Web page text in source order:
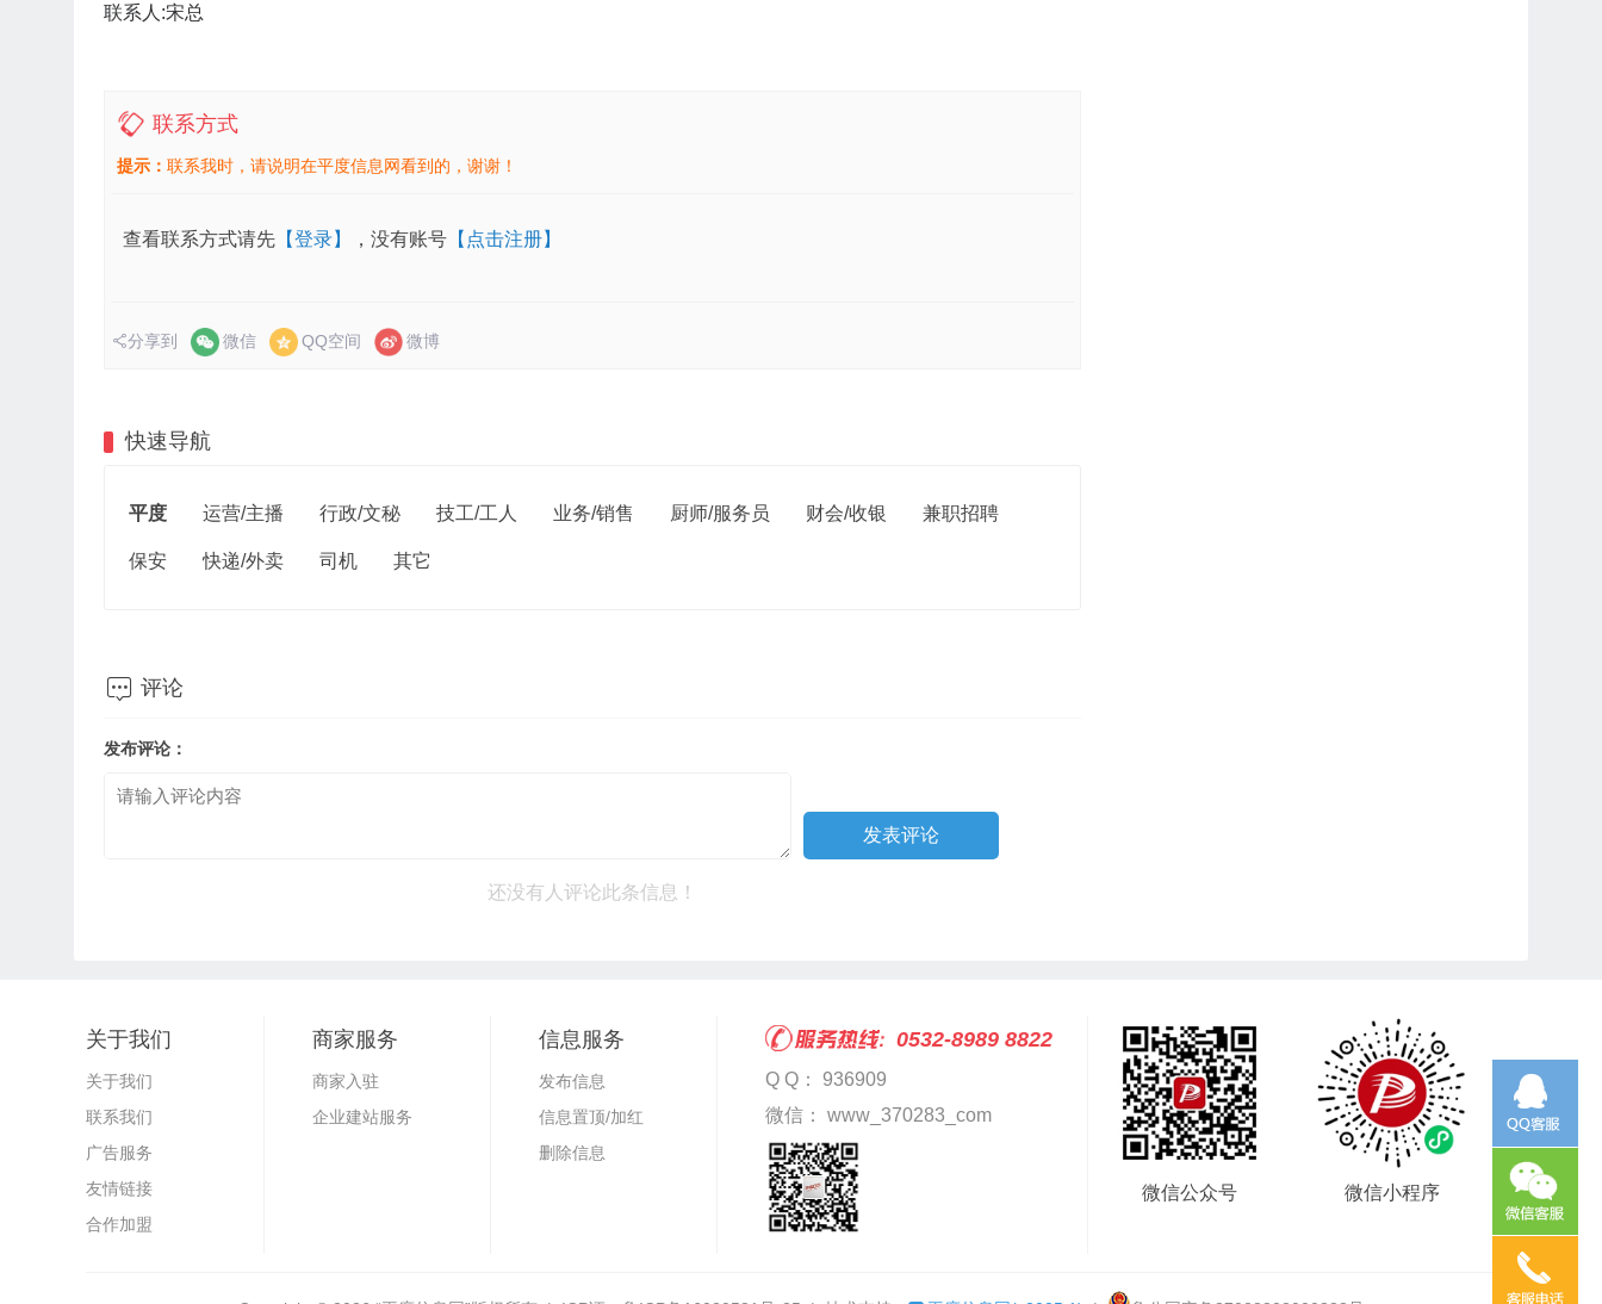
联系人:宋总
联系方式
提示： 联系我时，请说明在平度信息网看到的，谢谢！
查看联系方式请先 【登录】 ，没有账号 【点击注册】
分享到 微信 QQ空间 微博
快速导航
平度 运营/主播 行政/文秘 技工/工人 业务/销售 厨师/服务员 财会/收银 兼职招聘
保安 快递/外卖 司机 其它
 评论
发布评论：
还没有人评论此条信息！
关于我们
关于我们
联系我们
广告服务
友情链接
合作加盟
商家服务
商家入驻
企业建站服务
信息服务
发布信息
信息置顶/加红
删除信息
0532-8989 8822
Q Q： 936909
微信： www_370283_com
微信公众号 微信小程序